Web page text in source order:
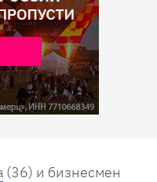
(36) и бизнесмен